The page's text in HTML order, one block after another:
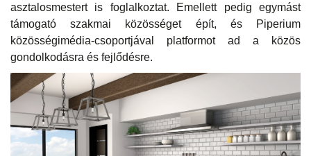
asztalosmestert is foglalkoztat. Emellett pedig egymást
támogató szakmai közösséget épít, és Piperium
közösségimédia-csoportjával platformot ad a közös
gondolkodásra és fejlődésre.